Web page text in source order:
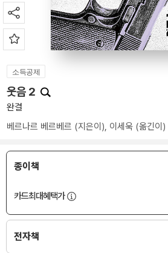
소득공제
웃음 2
완결
베르나르 베르베르 (지은이), 이세욱 (옮긴이)
종이책
카드최대혜택가
전자책